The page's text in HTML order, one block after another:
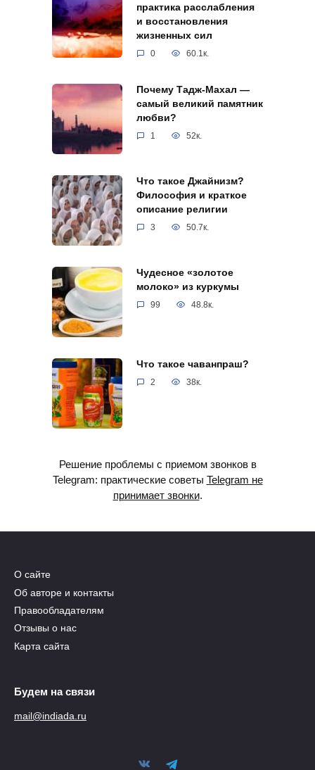
практика расслабления
и восстановления
жизненных сил
0 60.1к.
Почему Тадж-Махал —
самый великий памятник
любви?
1 52к.
Что такое Джайнизм?
Философия и краткое
описание религии
3 50.7к.
Чудесное «золотое
молоко» из куркумы
99 48.8к.
Что такое чаванпраш?
2 38к.
Решение проблемы с приемом звонков в
Telegram: практические советы Telegram не
принимает звонки.
О сайте
Об авторе и контакты
Правообладателям
Отзывы о нас
Карта сайта
Будем на связи
mail@indiada.ru